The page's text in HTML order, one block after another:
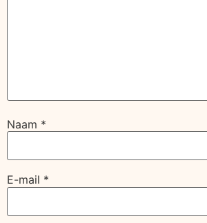
Naam *
E-mail *